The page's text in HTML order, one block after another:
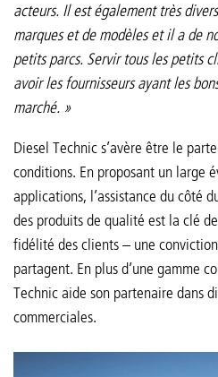
acteurs. Il est également très
marques et de modèles et il a de
petits parcs. Servir tous les petits
avoir les fournisseurs ayant les
marché. »
Diesel Technic s’avère être le
conditions. En proposant un large
applications, l’assistance du côté
des produits de qualité est la clé
fidélité des clients – une
partagent. En plus d’une gamme
Technic aide son partenaire dans
commerciales.